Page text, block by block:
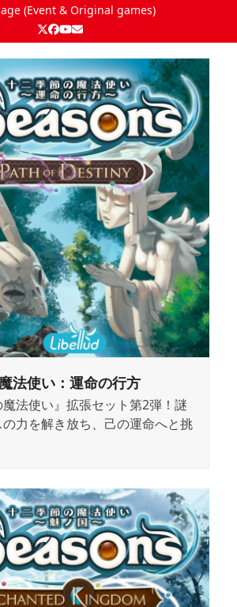
(Event & Original games)
Twitter
Facebook
YouTube
Email
法使い：運命の行方
魔法使い』拡張セット第2弾！謎
力を解き放ち、己の運命へと挑